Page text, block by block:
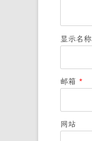
显示名称
邮箱 *
网站